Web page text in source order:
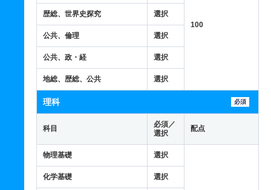
100
歴総、世界史探究 選択
公共、倫理 選択
公共、政・経 選択
地総、歴総、公共 選択
理科 必須
科目
必須／
選択
配点
物理基礎 選択
化学基礎 選択